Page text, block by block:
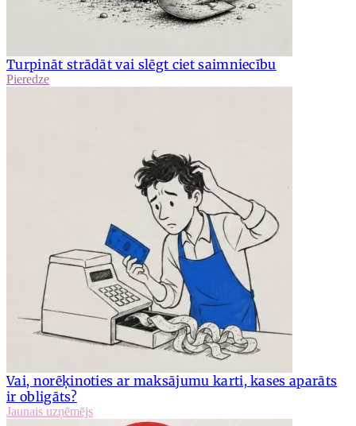
Turpināt strādāt vai slēgt ciet saimniecību
Pieredze
Vai, norēķinoties ar maksājumu karti, kases aparāts
ir obligāts?
Jaunais uzņēmējs